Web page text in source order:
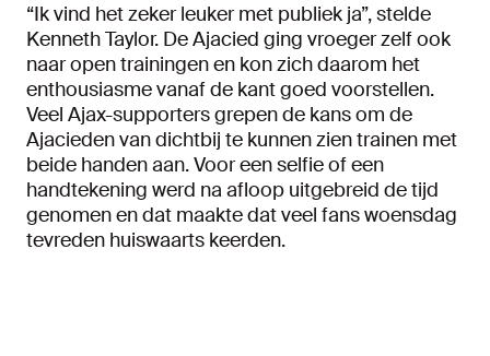
“Ik vind het zeker leuker met publiek ja”, stelde
Kenneth Taylor. De Ajacied ging vroeger zelf ook
naar open trainingen en kon zich daarom het
enthousiasme vanaf de kant goed voorstellen.
Veel Ajax-supporters grepen de kans om de
Ajacieden van dichtbij te kunnen zien trainen met
beide handen aan. Voor een selfie of een
handtekening werd na afloop uitgebreid de tijd
genomen en dat maakte dat veel fans woensdag
tevreden huiswaarts keerden.